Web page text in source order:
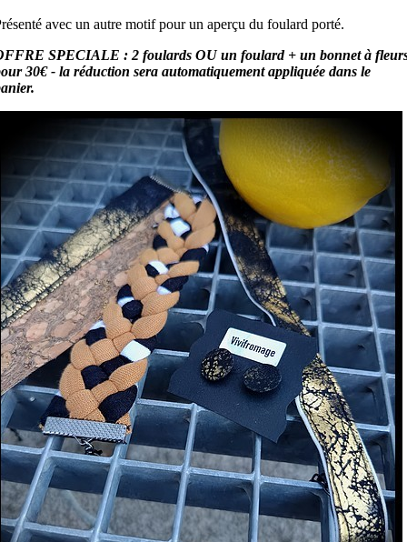
avec un autre motif pour un aperçu du foulard porté.
SPECIALE : 2 foulards OU un foulard + un bonnet à
30€ - la réduction sera automatiquement appliquée dans le